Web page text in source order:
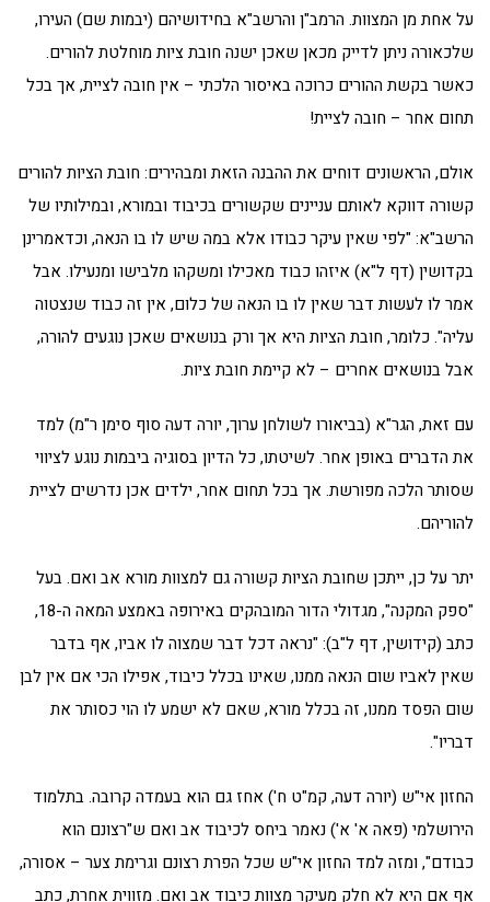
על אחת מן המצוות. הרמב"ן והרשב"א בחידושיהם (יבמות שם) העירו,
שלכאורה ניתן לדייק מכאן שאכן ישנה חובת ציות מוחלטת להורים.
כאשר בקשת ההורים כרוכה באיסור הלכתי – אין חובה לציית, אך בכל
תחום אחר – חובה לציית!
אולם, הראשונים דוחים את ההבנה הזאת ומבהירים: חובת הציות להורים
קשורה דווקא לאותם עניינים שקשורים בכיבוד ובמורא, ובמילותיו של
הרשב"א: "לפי שאין עיקר כבודו אלא במה שיש לו בו הנאה, וכדאמרינן
בקדושין (דף ל"א) איזהו כבוד מאכילו ומשקהו מלבישו ומנעילו. אבל
אמר לו לעשות דבר שאין לו בו הנאה של כלום, אין זה כבוד שנצטוה
עליה". כלומר, חובת הציות היא אך ורק בנושאים שאכן נוגעים להורה,
אבל בנושאים אחרים – לא קיימת חובת ציות.
עם זאת, הגר"א (בביאורו לשולחן ערוך, יורה דעה סוף סימן ר"מ) למד
את הדברים באופן אחר. לשיטתו, כל הדיון בסוגיה ביבמות נוגע לציווי
שסותר הלכה מפורשת. אך בכל תחום אחר, ילדים אכן נדרשים לציית
להוריהם.
יתר על כן, ייתכן שחובת הציות קשורה גם למצוות מורא אב ואם. בעל
"ספק המקנה", מגדולי הדור המובהקים באירופה באמצע המאה ה-18,
כתב (קידושין, דף ל"ב): "נראה דכל דבר שמצוה לו אביו, אף בדבר
שאין לאביו שום הנאה ממנו, שאינו בכלל כיבוד, אפילו הכי אם אין לבן
שום הפסד ממנו, זה בכלל מורא, שאם לא ישמע לו הוי כסותר את
דבריו".
החזון אי"ש (יורה דעה, קמ"ט ח') אחז גם הוא בעמדה קרובה. בתלמוד
הירושלמי (פאה א' א') נאמר ביחס לכיבוד אב ואם ש"רצונם הוא
כבודם", ומזה למד החזון אי"ש שכל הפרת רצונם וגרימת צער – אסורה,
אף אם היא לא חלק מעיקר מצוות כיבוד אב ואם. מזווית אחרת, כתב